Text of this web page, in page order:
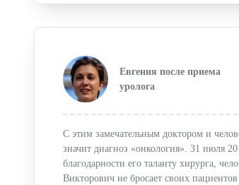
Пластика носа
Пластика живота
Нитевая подтяжка лица
Липосакция
Евгения после приема
уролога
С этим замечательным доктором и
значит диагноз «онкология». 31 июля
благодарности его таланту хирурга,
Викторович не бросает своих